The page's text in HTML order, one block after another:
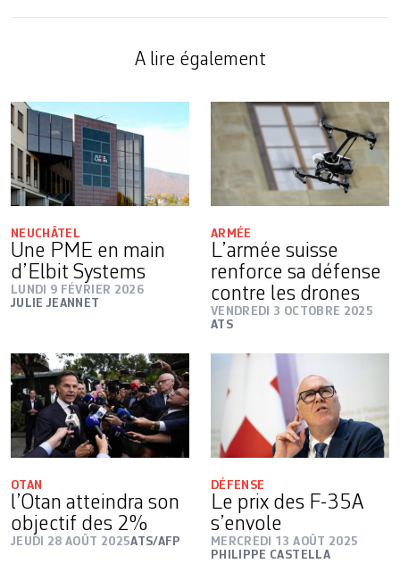
A lire également
NEUCHÂTEL
Une PME en main
d’Elbit Systems
LUNDI 9 FÉVRIER 2026
JULIE JEANNET
ARMÉE
L’armée suisse
renforce sa défense
contre les drones
VENDREDI 3 OCTOBRE 2025
ATS
OTAN
l’Otan atteindra son
objectif des 2%
JEUDI 28 AOÛT 2025ATS/AFP
DÉFENSE
Le prix des F-35A
s’envole
MERCREDI 13 AOÛT 2025
PHILIPPE CASTELLA